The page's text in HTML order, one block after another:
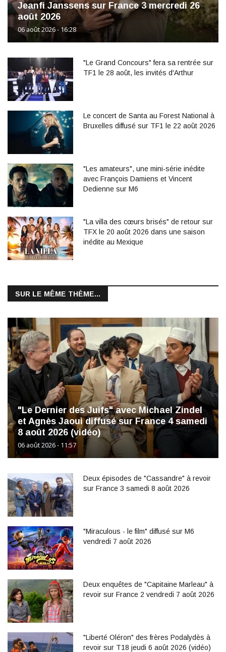
Jeanfi Janssens sur France 3 mercredi 26
août 2026
06 août 2026 - 16:28
"Le Grand Concours" fera sa rentrée sur
TF1 le 28 août, les invités d'Arthur
Le concert de Santa au Forest National à
Bruxelles diffusé sur TF1 le 22 août 2026
"Les amateurs", une mini-série inédite
avec François Damiens et Vincent
Dedienne sur M6
"La villa des cœurs brisés" de retour sur
TFX le 20 août 2026 dans une saison
inédite au Mexique
SUR LE MÊME THÈME...
"Le Dernier des Juifs" avec Michael Zindel
et Agnès Jaoui diffusé sur France 4 samedi
8 août 2026 (vidéo)
06 août 2026 - 11:57
Deux épisodes de "Cassandre" à revoir
sur France 3 samedi 8 août 2026
"Miraculous - le film" diffusé sur M6
vendredi 7 août 2026
Deux enquêtes de "Capitaine Marleau" à
revoir sur France 2 vendredi 7 août 2026
"Liberté Oléron" des frères Podalydès à
revoir sur T18 jeudi 6 août 2026 (vidéo)